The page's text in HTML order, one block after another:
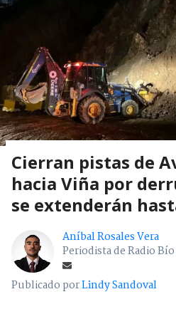
Cierran pistas de
hacia Viña por
se extenderán
Aníbal Rosales Vera
Periodista de Radio
Publicado porLindy Sandoval